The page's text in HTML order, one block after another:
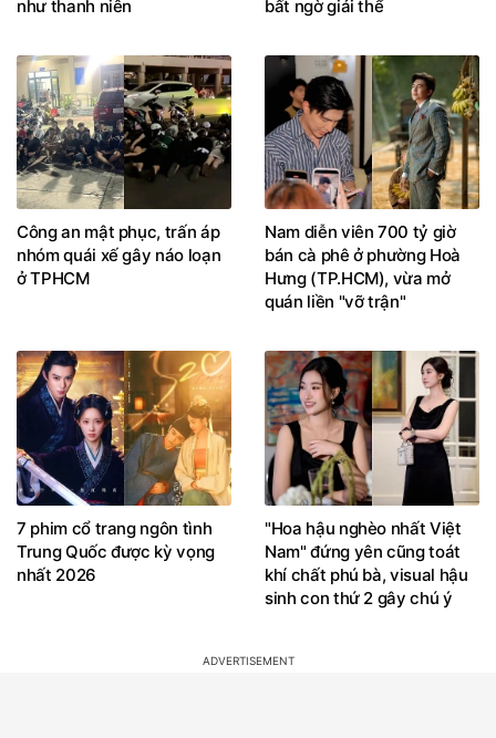
như thanh niên
bất ngờ giải thể
Công an mật phục, trấn áp
nhóm quái xế gây náo loạn
ở TPHCM
Nam diễn viên 700 tỷ giờ
bán cà phê ở phường Hoà
Hưng (TP.HCM), vừa mở
quán liền "vỡ trận"
7 phim cổ trang ngôn tình
Trung Quốc được kỳ vọng
nhất 2026
"Hoa hậu nghèo nhất Việt
Nam" đứng yên cũng toát
khí chất phú bà, visual hậu
sinh con thứ 2 gây chú ý